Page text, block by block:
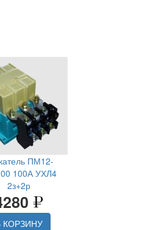
ПМ12-
100А УХЛ4
2з+2р
КОРЗИНУ